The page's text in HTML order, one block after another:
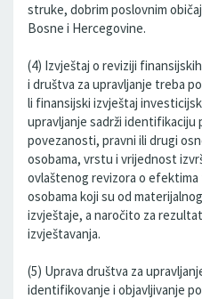
struke, dobrim poslovnim
Bosne i Hercegovine.
(4) Izvještaj o reviziji
i društva za upravljanje treba
li finansijski izvještaj
upravljanje sadrži identifikaciju
povezanosti, pravni ili drugi
osobama, vrstu i vrijednost
ovlaštenog revizora o efektima
osobama koji su od
izvještaje, a naročito za
izvještavanja.
(5) Uprava društva za
identifikovanje i objavljivanje